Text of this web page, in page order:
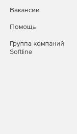
Вакансии
Помощь
Группа компаний
Softline